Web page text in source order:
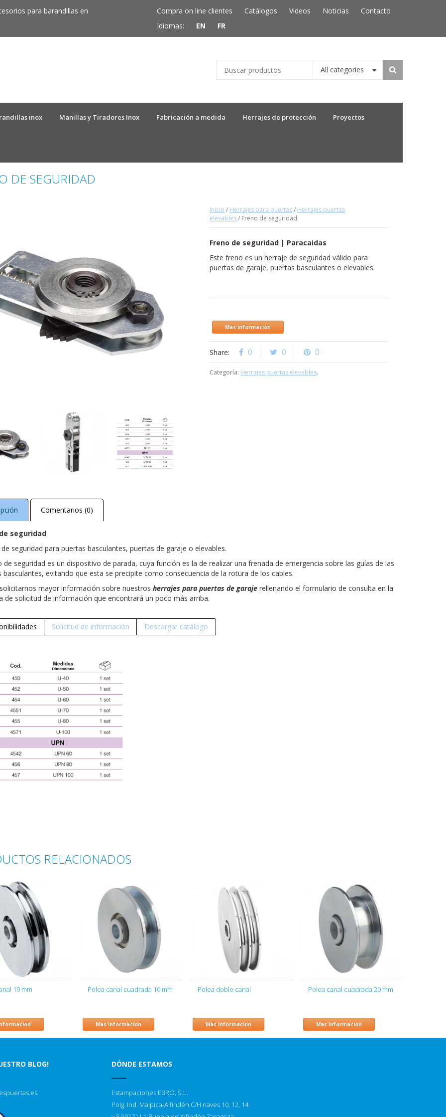
para barandillas en Compra on line clientes Catálogos Videos Noticias
Contacto
Idiomas:
EN FR
All categories
inox Manillas y Tiradores Inox Fabricación a medida Herrajes de protección Proyectos
DE SEGURIDAD
Inicio / Herrajes para puertas/ Herrajes puertas
elevables/ Freno de seguridad
Freno de seguridad | Paracaidas
Este freno es un herraje de seguridad válido para
puertas de garaje, puertas basculantes o elevables.
Mas informacion
Share: 0 0 0
Categoría: Herrajes puertas elevables.
Comentarios (0)
seguridad
seguridad para puertas basculantes, puertas de garaje o elevables.
de seguridad es un dispositivo de parada, cuya función es la de realizar una frenada de emergencia sobre las guías de las
basculantes, evitando que esta se precipite como consecuencia de la rotura de los cables.
mayor información sobre nuestros herrajes para puertas de garaje rellenando el formulario de consulta en la
de solicitud de información que encontrará un poco más arriba.
Solicitud de información Descargar catálogo
RELACIONADOS
10 mm Polea canal cuadrada 10 mm
Mas informacion
Polea doble canal
Mas informacion
Polea canal cuadrada 20 mm
Mas informacion
BLOG! DÓNDE ESTAMOS
Estampaciones EBRO, S.L.
Polg. Ind. Malpica-Alfindén C/H naves 10, 12, 14